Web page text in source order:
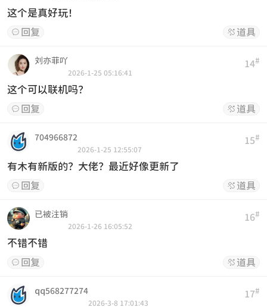
这个是真好玩！
 回复  道具
14#
刘亦菲吖
2026-1-25 05:16:41
这个可以联机吗？
 回复  道具
15#
704966872
2026-1-25 12:55:07
有木有新版的？大佬？最近好像更新了
 回复  道具
16#
已被注销
2026-1-26 16:05:52
不错不错
 回复  道具
17#
qq568277274
2026-3-8 17:01:43